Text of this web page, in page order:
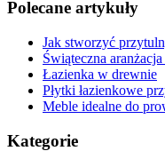
Polecane artykuły
Jak stworzyć
Świąteczna aranżacja
Łazienka w drewnie
Płytki łazienkowe
Meble idealne do
Kategorie